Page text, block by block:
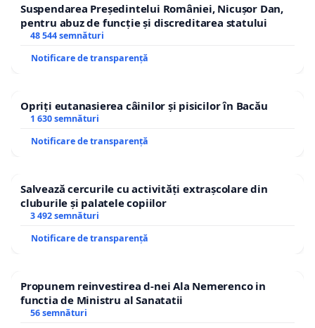
Suspendarea Președintelui României, Nicușor Dan,
pentru abuz de funcție și discreditarea statului
48 544 semnături
Notificare de transparență
Opriți eutanasierea câinilor și pisicilor în Bacău
1 630 semnături
Notificare de transparență
Salvează cercurile cu activități extrașcolare din
cluburile și palatele copiilor
3 492 semnături
Notificare de transparență
Propunem reinvestirea d-nei Ala Nemerenco in
functia de Ministru al Sanatatii
56 semnături